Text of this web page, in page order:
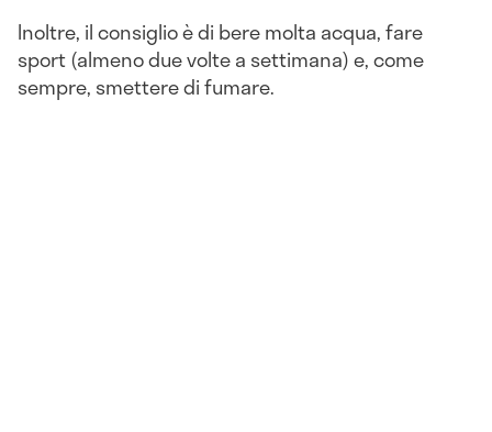
Inoltre, il consiglio è di bere molta acqua, fare
sport (almeno due volte a settimana) e, come
sempre, smettere di fumare.